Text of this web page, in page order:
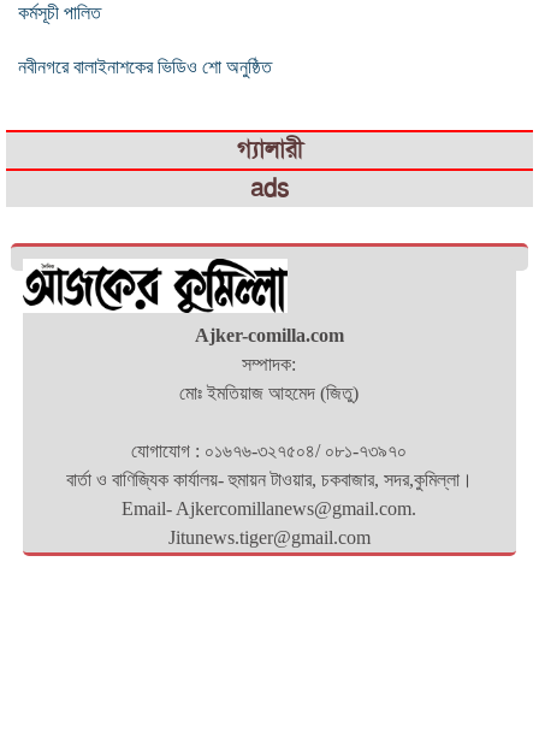
কর্মসূচী পালিত
নবীনগরে বালাইনাশকের ভিডিও শো অনুষ্ঠিত
গ্যালারী
ads
Ajker-comilla.com
সম্পাদক:
মোঃ ইমতিয়াজ আহমেদ (জিতু)
যোগাযোগ : ০১৬৭৬-৩২৭৫০৪/ ০৮১-৭৩৯৭০
বার্তা ও বাণিজ্যিক কার্যালয়- হুমায়ন টাওয়ার, চকবাজার, সদর,কুমিল্লা।
Email- Ajkercomillanews@gmail.com.
Jitunews.tiger@gmail.com